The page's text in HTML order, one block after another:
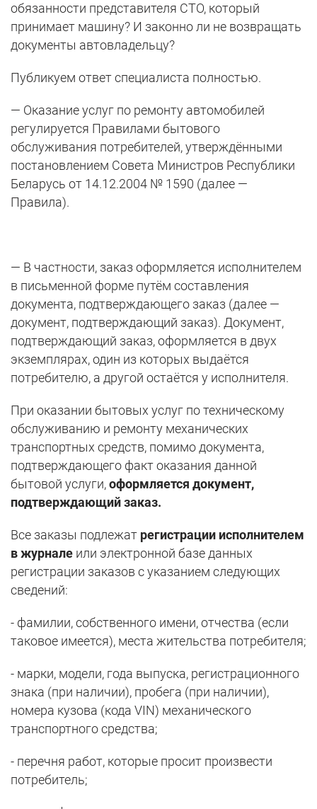
обязанности представителя СТО, который
принимает машину? И законно ли не возвращать
документы автовладельцу?
Публикуем ответ специалиста полностью.
— Оказание услуг по ремонту автомобилей
регулируется Правилами бытового
обслуживания потребителей, утверждёнными
постановлением Совета Министров Республики
Беларусь от 14.12.2004 № 1590 (далее —
Правила).
— В частности, заказ оформляется исполнителем
в письменной форме путём составления
документа, подтверждающего заказ (далее —
документ, подтверждающий заказ). Документ,
подтверждающий заказ, оформляется в двух
экземплярах, один из которых выдаётся
потребителю, а другой остаётся у исполнителя.
При оказании бытовых услуг по техническому
обслуживанию и ремонту механических
транспортных средств, помимо документа,
подтверждающего факт оказания данной
бытовой услуги,оформляется документ,
подтверждающий заказ.
Все заказы подлежат регистрации исполнителем
в журнале или электронной базе данных
регистрации заказов с указанием следующих
сведений:
- фамилии, собственного имени, отчества (если
таковое имеется), места жительства потребителя;
- марки, модели, года выпуска, регистрационного
знака (при наличии), пробега (при наличии),
номера кузова (кода VIN) механического
транспортного средства;
- перечня работ, которые просит произвести
потребитель;